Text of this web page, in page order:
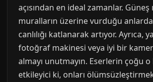
açısından en ideal zamanlar. Güneş
muralların üzerine vurduğu
canlılığı katlanarak artıyor. Ayrıca,
fotoğraf makinesi veya iyi bir
almayı unutmayın. Eserlerin çoğu
etkileyici ki, onları